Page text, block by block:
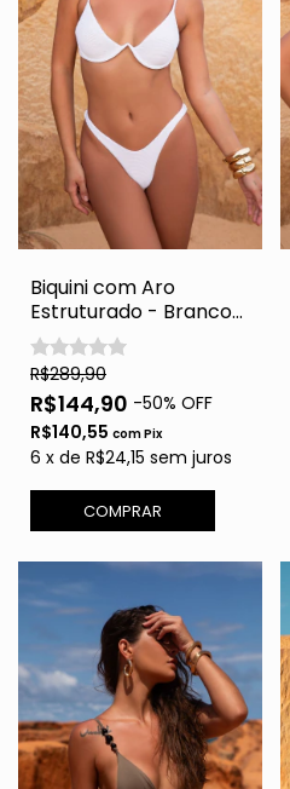
Biquini com Aro
Estruturado - Branco
Canelado
R$289,90
R$144,90 -50% OFF
R$140,55 comPix
6 x de R$24,15 sem juros
COMPRAR